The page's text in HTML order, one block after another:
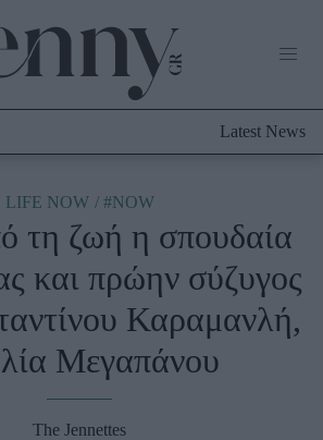
Latest News
LIFE NOW #NOW
τη ζωή η σπουδαία
και πρώην σύζυγος
Καραμανλή,
Μεγαπάνου
The Jennettes